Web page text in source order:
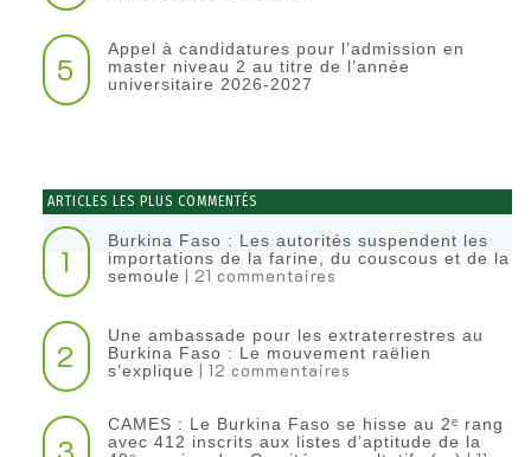
5
Appel à candidatures pour l’admission en
master niveau 2 au titre de l’année
universitaire 2026-2027
ARTICLES LES PLUS COMMENTÉS
1
Burkina Faso : Les autorités suspendent les
importations de la farine, du couscous et de la
semoule | 21 commentaires
2
Une ambassade pour les extraterrestres au
Burkina Faso : Le mouvement raëlien
s’explique | 12 commentaires
CAMES : Le Burkina Faso se hisse au 2ᵉ rang
avec 412 inscrits aux listes d’aptitude de la